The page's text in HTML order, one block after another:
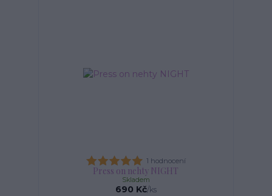
1 hodnocení
Press on nehty NIGHT
690 Kč/ks
Skladem